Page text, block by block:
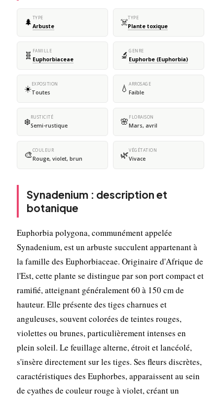
🌲 TYPE
Arbuste ☠️TYPE
Plante toxique
🧬 FAMILLE
Euphorbiaceae 🔬 GENRE
Euphorbe (Euphorbia)
☀️EXPOSITION
Toutes 💧 ARROSAGE
Faible
❄️RUSTICITÉ
Semi-rustique 🌸 FLORAISON
Mars, avril
🎨COULEUR
Rouge, violet, brun 🌿VÉGÉTATION
Vivace
Synadenium : description et
botanique
Euphorbia polygona, communément appelée
Synadenium, est un arbuste succulent appartenant à
la famille des Euphorbiaceae. Originaire d'Afrique de
l'Est, cette plante se distingue par son port compact et
ramifié, atteignant généralement 60 à 150 cm de
hauteur. Elle présente des tiges charnues et
anguleuses, souvent colorées de teintes rouges,
violettes ou brunes, particulièrement intenses en
plein soleil. Le feuillage alterne, étroit et lancéolé,
s'insère directement sur les tiges. Ses fleurs discrètes,
caractéristiques des Euphorbes, apparaissent au sein
de cyathes de couleur rouge à violet, créant un